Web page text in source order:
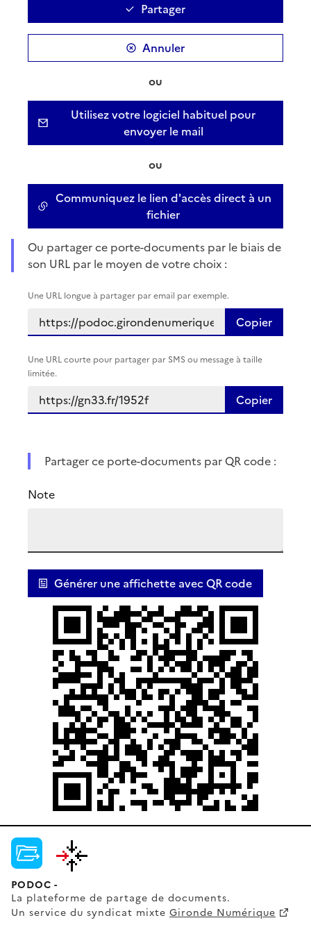
Partager
Annuler
ou
Utilisez votre logiciel habituel pour
envoyer le mail
ou
Communiquez le lien d'accès direct à un
fichier
Ou partager ce porte-documents par le biais de
son URL par le moyen de votre choix :
Une URL longue à partager par email par exemple.
Copier
Une URL courte pour partager par SMS ou message à taille
limitée.
Copier
Partager ce porte-documents par QR code :
Note
Générer une affichette avec QR code
PODOC -
La plateforme de partage de documents.
Un service du syndicat mixte Gironde Numérique